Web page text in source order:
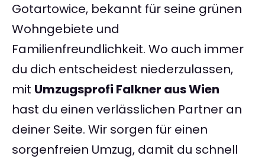
Gotartowice, bekannt für seine grünen
Wohngebiete und
Familienfreundlichkeit. Wo auch immer
du dich entscheidest niederzulassen,
mit Umzugsprofi Falkner aus Wien
hast du einen verlässlichen Partner an
deiner Seite. Wir sorgen für einen
sorgenfreien Umzug, damit du schnell